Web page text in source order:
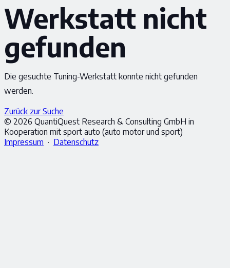
Werkstatt nicht
gefunden
Die gesuchte Tuning-Werkstatt konnte nicht gefunden
werden.
Zurück zur Suche
© 2026 QuantiQuest Research & Consulting GmbH in
Kooperation mit sport auto (auto motor und sport)
Impressum · Datenschutz